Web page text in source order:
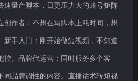
速量产脚本，日更压力大的账号矩阵
创作者：不想在写脚本上耗时间，想
新手入门：刚开始做短视频，不知道
控。品牌代运营：同时服务多个客
同品牌调性的内容。直播话术转短视